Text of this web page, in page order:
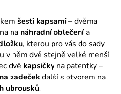
šesti kapsami– dvěma
na náhradní oblečenía
, kterou pro vás do sady
v něm dvě stejně velké menší
dvě kapsičky na patentky –
zadeček další s otvorem na
ubrousků.